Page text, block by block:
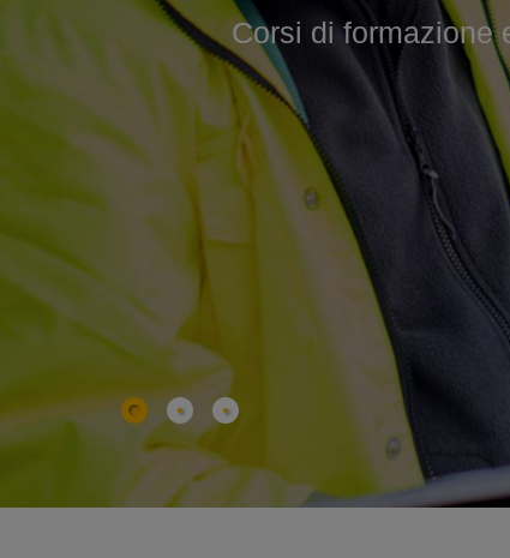
Corsi di formazione e
Corsi